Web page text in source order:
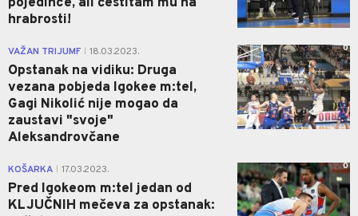
hrabrosti!
VAŽAN TRIJUMF 18.03.2023.
Opstanak na vidiku: Druga
vezana pobjeda Igokee m:tel,
Gagi Nikolić nije mogao da
zaustavi "svoje"
Aleksandrovčane
0
KOŠARKA 17.03.2023.
Pred Igokeom m:tel jedan od
KLJUČNIH mečeva za opstanak:
0